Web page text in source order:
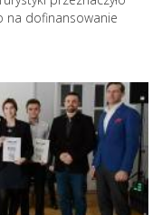
na dofinansowanie